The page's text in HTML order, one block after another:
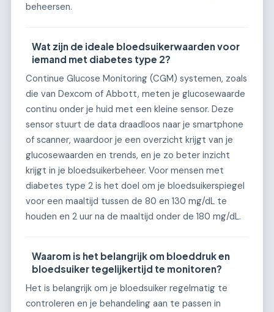
beheersen.
Wat zijn de ideale bloedsuikerwaarden voor
iemand met diabetes type 2?
Continue Glucose Monitoring (CGM) systemen, zoals
die van Dexcom of Abbott, meten je glucosewaarde
continu onder je huid met een kleine sensor. Deze
sensor stuurt de data draadloos naar je smartphone
of scanner, waardoor je een overzicht krijgt van je
glucosewaarden en trends, en je zo beter inzicht
krijgt in je bloedsuikerbeheer. Voor mensen met
diabetes type 2 is het doel om je bloedsuikerspiegel
voor een maaltijd tussen de 80 en 130 mg/dL te
houden en 2 uur na de maaltijd onder de 180 mg/dL.
Waarom is het belangrijk om bloeddruk en
bloedsuiker tegelijkertijd te monitoren?
Het is belangrijk om je bloedsuiker regelmatig te
controleren en je behandeling aan te passen in